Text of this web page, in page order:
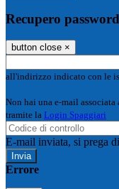
Recupero password
button close ×
all'indirizzo indicato con le
Non hai una e-mail
tramite la Login Spaggiari
E-mail inviata, si prega
Errore